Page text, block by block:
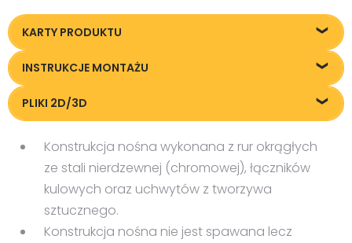
KARTY PRODUKTU
Karta techniczna
INSTRUKCJE MONTAŻU
IM-81206.pdf
PLIKI 2D/3D
Pliki DXF/DWG 81206.dwg
Pliki OBJ
Konstrukcja nośna wykonana z rur okrągłych
ze stali nierdzewnej (chromowej), łączników
kulowych oraz uchwytów z tworzywa
sztucznego.
Konstrukcja nośna nie jest spawana lecz